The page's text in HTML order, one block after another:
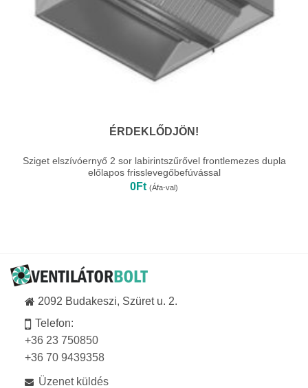
ÉRDEKLŐDJÖN!
Sziget elszívóernyő 2 sor labirintszűrővel frontlemezes dupla
előlapos frisslevegőbefúvással
0Ft (Áfa-val)
2092 Budakeszi, Szüret u. 2.
Telefon:
+36 23 750850
+36 70 9439358
Üzenet küldés